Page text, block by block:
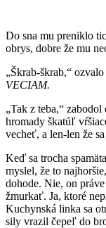
Do sna mu preniklo
obrys, dobre že mu
„Škrab-škrab,“
VECIAM.
„Tak z teba,“
hromady škatúľ
vecheť, a len-len že
Keď sa trocha
myslel, že to
dohode. Nie, on
žmurkať. Ja, ktoré
Kuchynská linka sa
sily vrazil čepeľ do